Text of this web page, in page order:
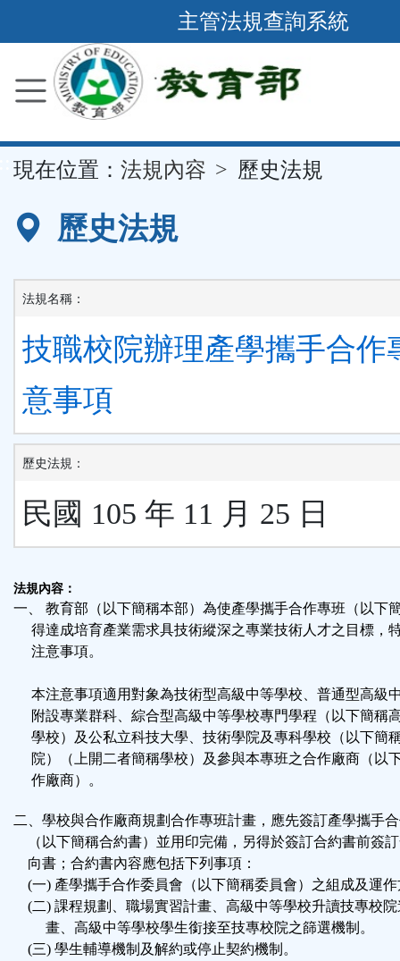
到
要
容
區
主管法規查詢系統
現在位置： 法規內容 歷史法規
歷史法規
法規名稱：
技職校院辦理產學攜手合作
意事項
歷史法規：
民國 105 年 11 月 25 日
法規內容：
一、 教育部（以下簡稱本部）為使產學攜手合作專班（以下
得達成培育產業需求具技術縱深之專業技術人才之目標，
注意事項。
本注意事項適用對象為技術型高級中等學校、普通型高級
附設專業群科、綜合型高級中等學校專門學程（以下簡稱
學校）及公私立科技大學、技術學院及專科學校（以下簡
院）（上開二者簡稱學校）及參與本專班之合作廠商（以
作廠商）。
二、學校與合作廠商規劃合作專班計畫，應先簽訂產學攜手
（以下簡稱合約書）並用印完備，另得於簽訂合約書前簽
向書；合約書內容應包括下列事項：
(一) 產學攜手合作委員會（以下簡稱委員會）之組成及運作
(二) 課程規劃、職場實習計畫、高級中等學校升讀技專校院
畫、高級中等學校學生銜接至技專校院之篩選機制。
(三) 學生輔導機制及解約或停止契約機制。